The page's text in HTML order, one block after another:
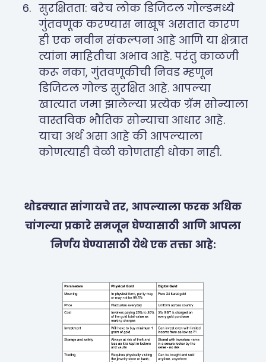
सुरक्षितता: बरेच लोक डिजिटल गोल्डमध्ये
गुंतवणूक करण्यास नाखूष असतात कारण
ही एक नवीन संकल्पना आहे आणि या क्षेत्रात
त्यांना माहितीचा अभाव आहे. परंतु काळजी
करू नका, गुंतवणूकीची निवड म्हणून
डिजिटल गोल्ड सुरक्षित आहे. आपल्या
खात्यात जमा झालेल्या प्रत्येक ग्रॅम सोन्याला
वास्तविक भौतिक सोन्याचा आधार आहे.
याचा अर्थ असा आहे की आपल्याला
कोणत्याही वेळी कोणताही धोका नाही.
थोडक्यात सांगायचे तर, आपल्याला फरक अधिक
चांगल्या प्रकारे समजून घेण्यासाठी आणि आपला
निर्णय घेण्यासाठी येथे एक तक्ता आहे: